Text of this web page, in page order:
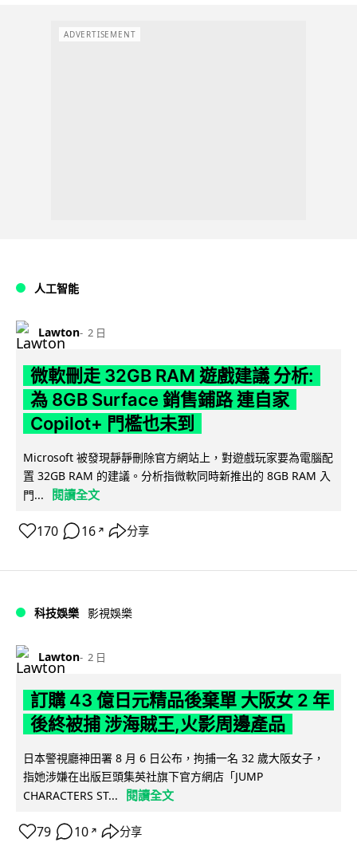
ADVERTISEMENT
人工智能
Lawton 2 日
微軟刪走 32GB RAM 遊戲建議 分析:
為 8GB Surface 銷售鋪路 連自家
Copilot+ 門檻也未到
Microsoft 被發現靜靜刪除官方網站上，對遊戲玩家要為電腦配
置 32GB RAM 的建議。分析指微軟同時新推出的 8GB RAM 入
門...
閱讀全文
170 16 ↗ 分享
科技娛樂 影視娛樂
Lawton 2 日
訂購 43 億日元精品後棄單 大阪女 2 年
後終被捕 涉海賊王,火影周邊產品
日本警視廳神田署 8 月 6 日公布，拘捕一名 32 歲大阪女子，
指她涉嫌在出版巨頭集英社旗下官方網店「JUMP
CHARACTERS ST...
閱讀全文
79 10 ↗ 分享